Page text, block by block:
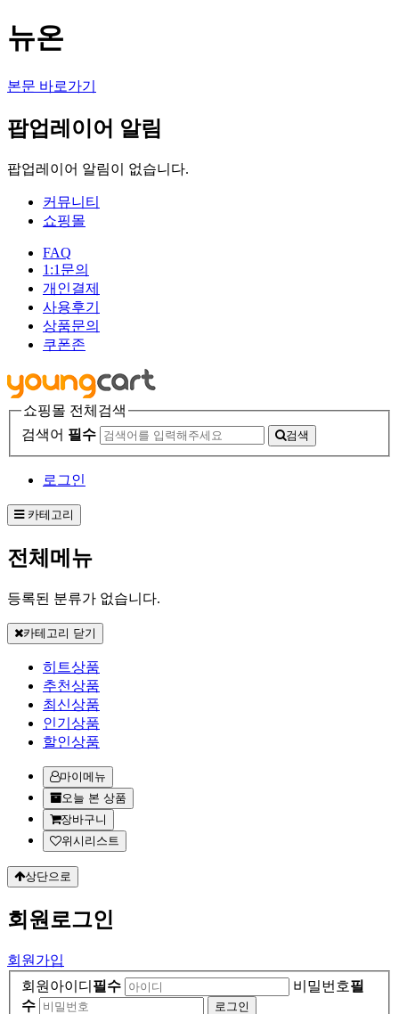
뉴온
본문 바로가기
팝업레이어 알림
팝업레이어 알림이 없습니다.
커뮤니티
쇼핑몰
FAQ
1:1문의
개인결제
사용후기
상품문의
쿠폰존
쇼핑몰 전체검색
검색어 필수 검색
로그인
카테고리
전체메뉴
등록된 분류가 없습니다.
카테고리 닫기
히트상품
추천상품
최신상품
인기상품
할인상품
마이메뉴
오늘 본 상품
장바구니
위시리스트
상단으로
회원 로그인
회원가입
회원아이디 필수 비밀번호필
수